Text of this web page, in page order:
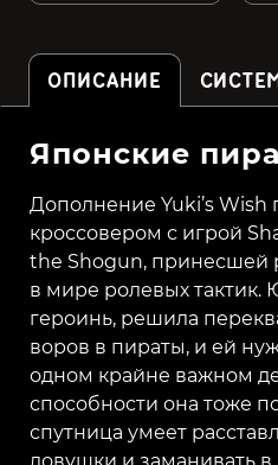
ОПИСАНИЕ
Японские
Дополнение Yuki’s
кроссовером с игрой
the Shogun, принесшей
в мире ролевых тактик.
героинь, решила
воров в пираты, и ей
одном крайне важном
способности она тоже
спутница умеет